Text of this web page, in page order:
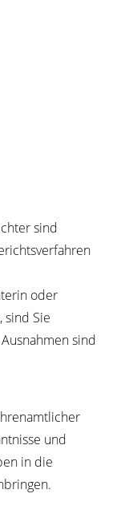
sind
oder
sind Sie
sind
und
in die